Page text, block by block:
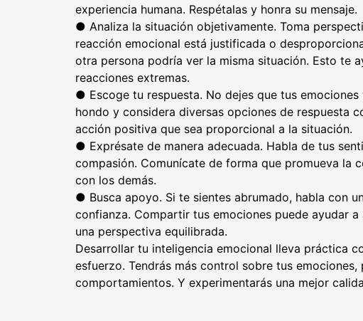
experiencia humana. Respétalas y honra su mensaje.
● Analiza la situación objetivamente. Toma
reacción emocional está justificada o
otra persona podría ver la misma situación. Esto te
reacciones extremas.
● Escoge tu respuesta. No dejes que tus emociones
hondo y considera diversas opciones de respuesta
acción positiva que sea proporcional a la situación.
● Exprésate de manera adecuada. Habla de tus
compasión. Comunícate de forma que promueva la
con los demás.
● Busca apoyo. Si te sientes abrumado, habla con
confianza. Compartir tus emociones puede ayudar
una perspectiva equilibrada.
Desarrollar tu inteligencia emocional lleva práctica
esfuerzo. Tendrás más control sobre tus emociones,
comportamientos. Y experimentarás una mejor